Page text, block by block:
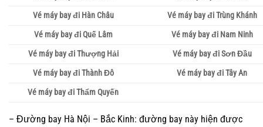
Vé máy bay đi Hàn Châu
Vé máy bay đi Trùng Khánh
Vé máy bay đi Quế Lâm
Vé máy bay đi Nam Ninh
Vé máy bay đi Thượng Hải
Vé máy bay đi Sơn Đầu
Vé máy bay đi Thành Đô
Vé máy bay đi Tây An
Vé máy bay đi Thẩm Quyến
– Đường bay Hà Nội – Bắc Kinh: đường bay này hiện được